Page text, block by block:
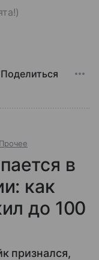
Поделиться
Прочее
в
как
до 100
признался,